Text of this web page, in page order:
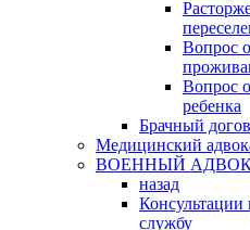
Вопрос
Вопрос
ребенка
Брачный
Медицинский
ВОЕННЫЙ
назад
службу